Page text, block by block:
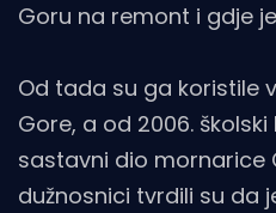
Goru na remont i gdje
Od tada su ga koristile
Gore, a od 2006.
sastavni dio mornarice
dužnosnici tvrdili su da